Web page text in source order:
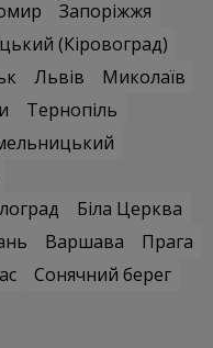
Запоріжжя
(Кіровоград)
Львів
Миколаїв
Тернопіль
Біла Церква
Варшава
Прага
Сонячний берег